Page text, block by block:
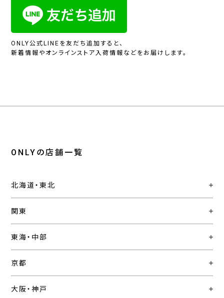
ONLY公式LINEを友だち追加すると、
新着情報やオンラインストア入荷情報などをお届けします。
ONLYの店舗一覧
北海道・東北
関東
東海・中部
京都
大阪・神戸